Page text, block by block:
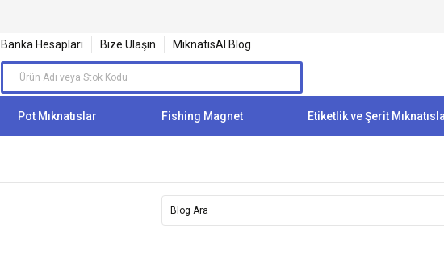
Banka Hesapları Bize Ulaşın
MıknatısAl Blog
Pot Mıknatıslar Fishing Magnet Etiketlik ve Şerit